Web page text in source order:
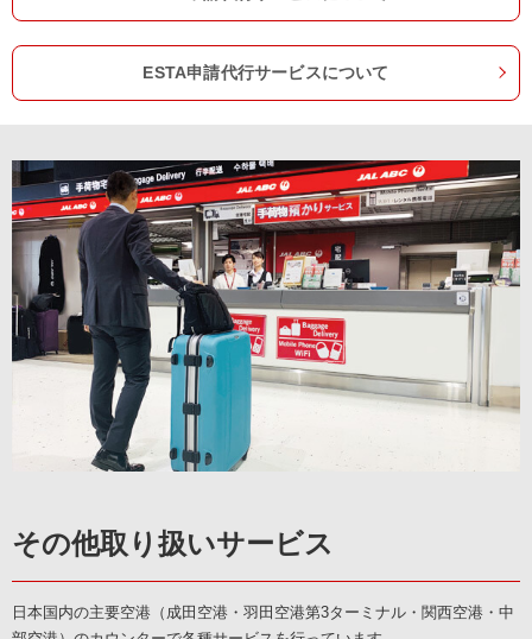
ESTA申請代行サービスについて
その他取り扱いサービス
日本国内の主要空港（成田空港・羽田空港第3ターミナル・関西空港・中